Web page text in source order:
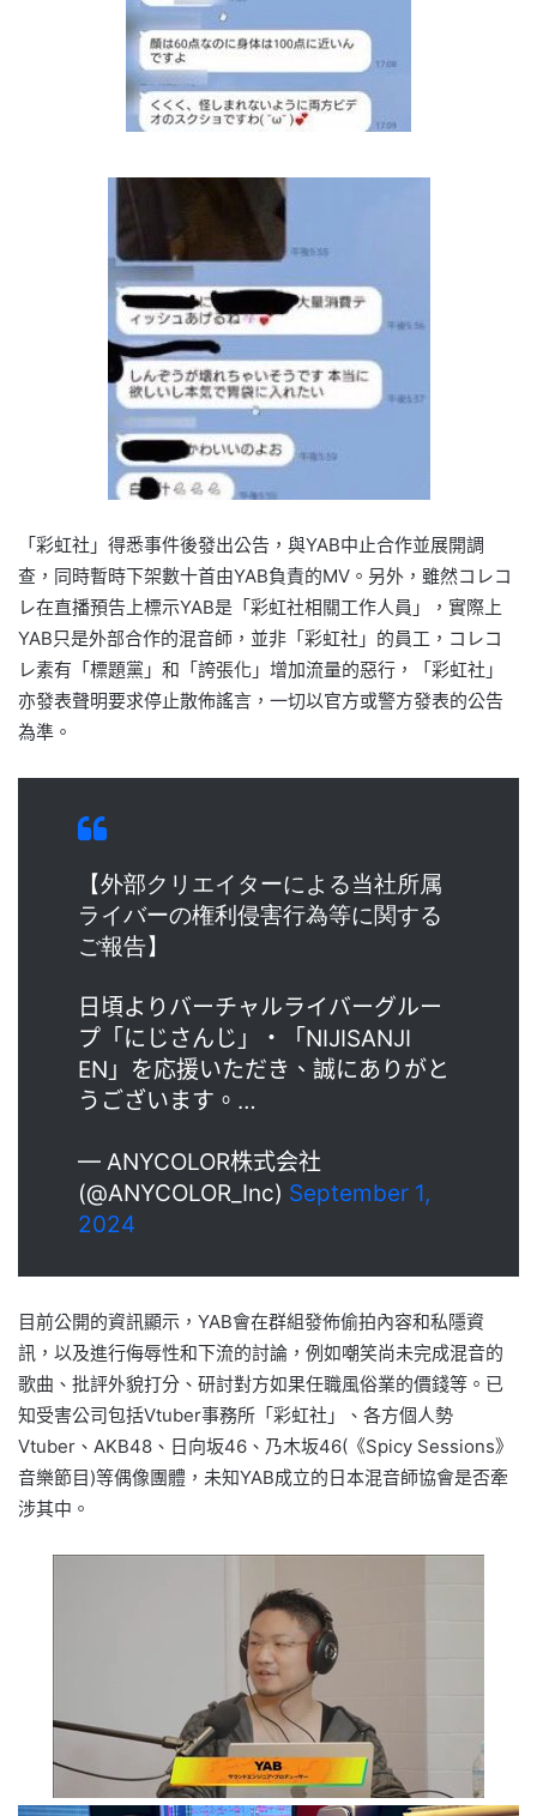
「彩虹社」得悉事件後發出公告，與YAB中止合作並展開調
查，同時暫時下架數十首由YAB負責的MV。另外，雖然コレコ
レ在直播預告上標示YAB是「彩虹社相關工作人員」，實際上
YAB只是外部合作的混音師，並非「彩虹社」的員工，コレコ
レ素有「標題黨」和「誇張化」增加流量的惡行，「彩虹社」
亦發表聲明要求停止散佈謠言，一切以官方或警方發表的公告
為準。
【外部クリエイターによる当社所属
ライバーの権利侵害行為等に関する
ご報告】
日頃よりバーチャルライバーグルー
プ「にじさんじ」・「NIJISANJI
EN」を応援いただき、誠にありがと
うございます。…
— ANYCOLOR株式会社
(@ANYCOLOR_Inc) September 1,
2024
目前公開的資訊顯示，YAB會在群組發佈偷拍內容和私隱資
訊，以及進行侮辱性和下流的討論，例如嘲笑尚未完成混音的
歌曲、批評外貌打分、研討對方如果任職風俗業的價錢等。已
知受害公司包括Vtuber事務所「彩虹社」、各方個人勢
Vtuber、AKB48、日向坂46、乃木坂46(《Spicy Sessions》
音樂節目)等偶像團體，未知YAB成立的日本混音師協會是否牽
涉其中。